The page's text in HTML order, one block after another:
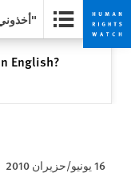
Skip
privacy
Skip
content
English?
16 يونيو/حزيران 2010